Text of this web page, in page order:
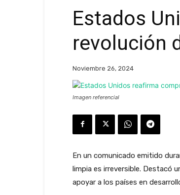
Estados
revolución
Noviembre 26, 2024
Imagen referencial
En un comunicado emitido
limpia es irreversible. Destacó
apoyar a los países en